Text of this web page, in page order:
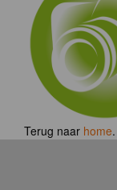
Terug naar home.